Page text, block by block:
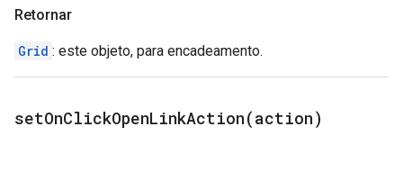
Retornar
Grid : este objeto, para encadeamento.
setOnClickOpenLinkAction(action)